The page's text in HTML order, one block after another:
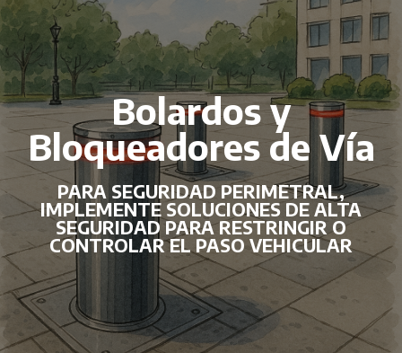
Bolardos y
Bloqueadores de Vía
PARA SEGURIDAD PERIMETRAL,
IMPLEMENTE SOLUCIONES DE ALTA
SEGURIDAD PARA RESTRINGIR O
CONTROLAR EL PASO VEHICULAR